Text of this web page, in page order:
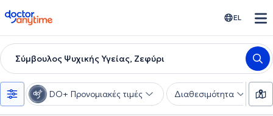
doctoranytime EL
Σύμβουλος Ψυχικής Υγείας, Ζεφύρι
DO+ Προνομιακές τιμές Διαθεσιμότητα